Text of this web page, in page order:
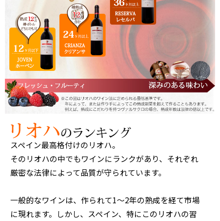
スペイン最高格付けのリオハ。
そのリオハの中でもワインにランクがあり、それぞれ
厳密な法律によって品質が守られています。
一般的なワインは、作られて1～2年の熟成を経て市場
に現れます。しかし、スペイン、特にこのリオハの習